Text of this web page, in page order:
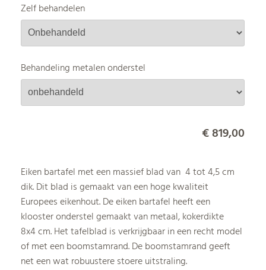
Zelf behandelen
Behandeling metalen onderstel
€ 819,00
Eiken bartafel met een massief blad van 4 tot 4,5 cm
dik. Dit blad is gemaakt van een hoge kwaliteit
Europees eikenhout. De eiken bartafel heeft een
klooster onderstel gemaakt van metaal, kokerdikte
8x4 cm. Het tafelblad is verkrijgbaar in een recht model
of met een boomstamrand. De boomstamrand geeft
net een wat robuustere stoere uitstraling.